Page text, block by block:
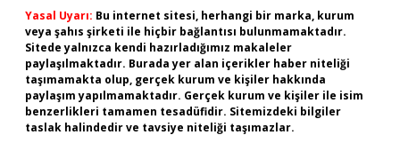
Yasal Uyarı: Bu internet sitesi, herhangi bir marka, kurum
veya şahıs şirketi ile hiçbir bağlantısı bulunmamaktadır.
Sitede yalnızca kendi hazırladığımız makaleler
paylaşılmaktadır. Burada yer alan içerikler haber niteliği
taşımamakta olup, gerçek kurum ve kişiler hakkında
paylaşım yapılmamaktadır. Gerçek kurum ve kişiler ile isim
benzerlikleri tamamen tesadüfidir. Sitemizdeki bilgiler
taslak halindedir ve tavsiye niteliği taşımazlar.